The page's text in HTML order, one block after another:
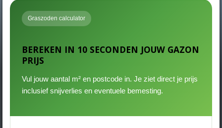
Graszoden calculator
BEREKEN IN 10 SECONDEN JOUW GAZON
PRIJS
Vul jouw aantal m² en postcode in. Je ziet direct je prijs
inclusief snijverlies en eventuele bemesting.